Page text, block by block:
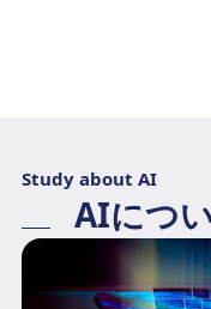
Study about AI
AIにつ